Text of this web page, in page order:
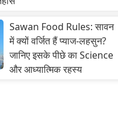
Sawan Food Rules: सावन
में क्यों वर्जित हैं प्याज-लहसुन?
जानिए इसके पीछे का Science
और आध्यात्मिक रहस्य